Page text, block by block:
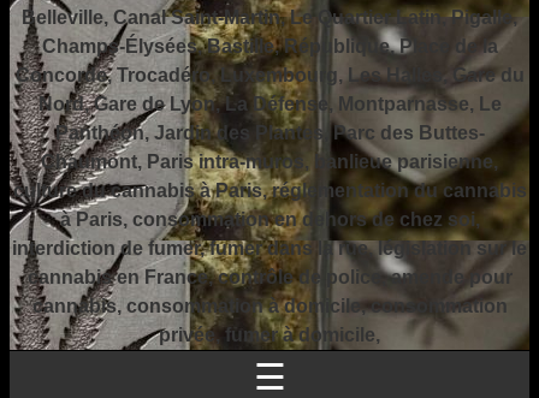
Belleville, Canal Saint-Martin, Le Quartier Latin, Pigalle,
Champs-Élysées, Bastille, République, Place de la
Concorde, Trocadéro, Luxembourg, Les Halles, Gare du
Nord, Gare de Lyon, La Défense, Montparnasse, Le
Panthéon, Jardin des Plantes, Parc des Buttes-
Chaumont, Paris intra-muros, banlieue parisienne,
culture du cannabis à Paris, réglementation du cannabis
à Paris, consommation en dehors de chez soi,
interdiction de fumer, fumer dans la rue, législation sur le
cannabis en France, contrôle de police, amende pour
cannabis, consommation à domicile, consommation
privée, fumer à domicile,
☰